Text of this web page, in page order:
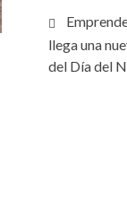
llega una
del Día del